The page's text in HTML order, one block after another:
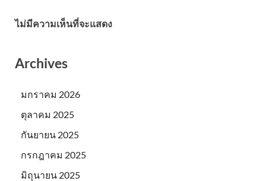
ไม่มีความเห็นที่จะแสดง
Archives
มกราคม 2026
ตุลาคม 2025
กันยายน 2025
กรกฎาคม 2025
มิถุนายน 2025